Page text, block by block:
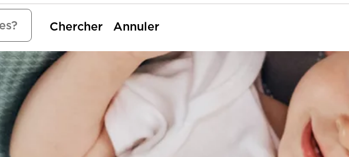
Chercher Annuler